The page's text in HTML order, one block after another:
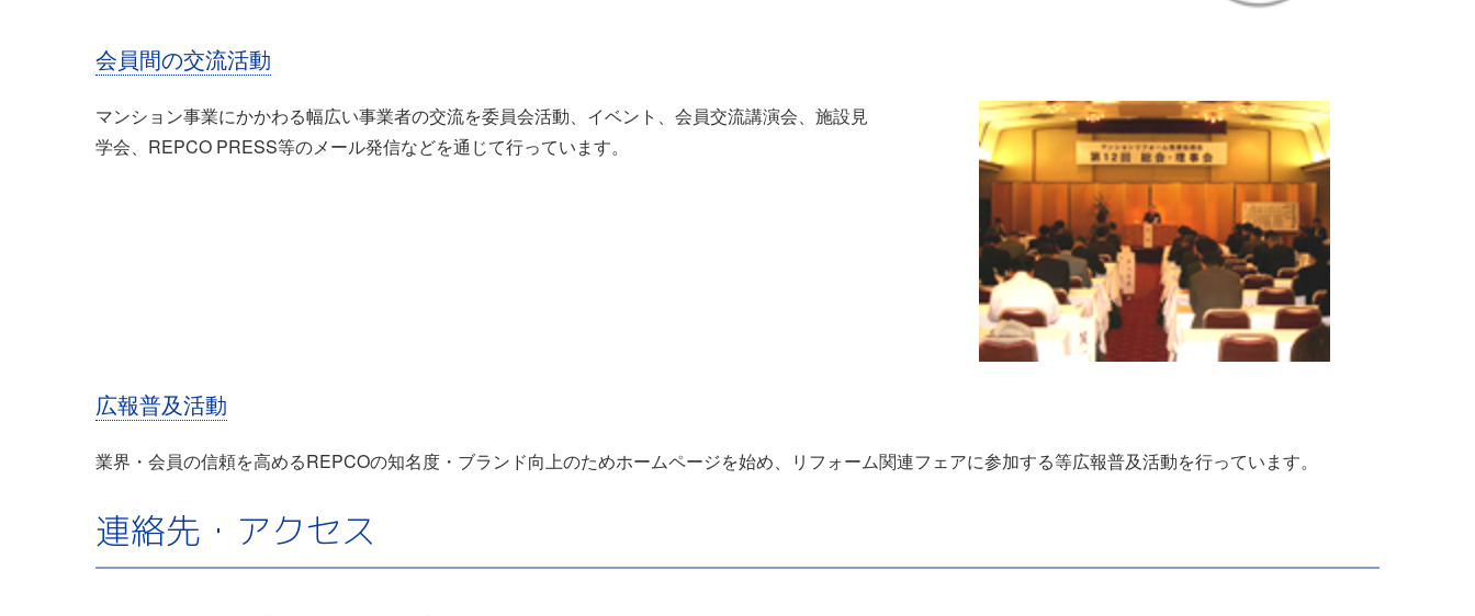
会員間の交流活動
マンション事業にかかわる幅広い事業者の交流を委員会活動、イベント、会員交流講演会、施設見
学会、REPCO PRESS等のメール発信などを通じて行っています。
広報普及活動
業界・会員の信頼を高めるREPCOの知名度・ブランド向上のためホームページを始め、リフォーム関連フェアに参加する等広報普及活動を行っています。
連絡先・アクセス